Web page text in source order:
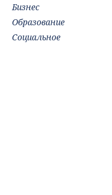
Бизнес
Образование
Социальное